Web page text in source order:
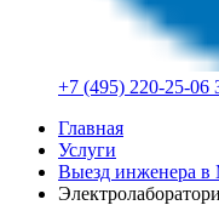
+7 (495) 220-25-06
Главная
Услуги
Выезд инженера в